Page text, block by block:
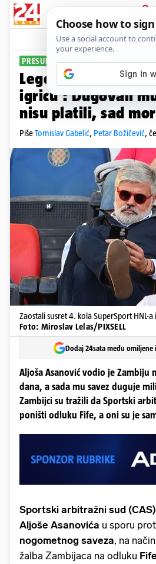
PRIJAVA
Sport
PRESUDILA ARBITRAŽA
Legendarni
igricu': Dugovali
nisu platili, sad
PišeTomislav Gabelić, Petar Božičević,
Zaostali susret 4. kola SuperSport HNL-a
Foto: Miroslav Lelas/PIXSELL
Dodaj 24sata među omiljene
Aljoša Asanović vodio je Zambiju
dana, a sada mu savez duguje
Zambijci su tražili da Sportski
poništi odluku Fife, a oni su je
Sportski arbitražni sud (CAS)
Aljoše Asanovića u sporu
nogometnog saveza, na
žalba Zambijaca na odluku Fife